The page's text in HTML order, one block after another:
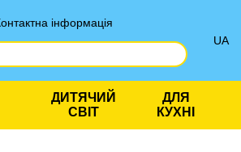
інформація
UA
ДИТЯЧИЙ
СВІТ
ДЛЯ
КУХНІ